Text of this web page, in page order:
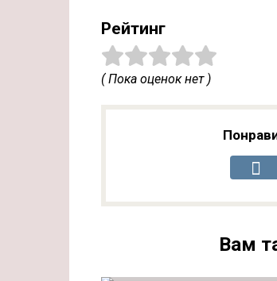
Рейтинг
( Пока оценок нет )
Вам